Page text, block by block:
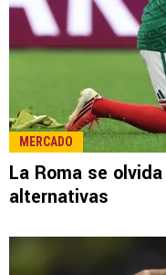
MERCADO
La Roma se
alternativas